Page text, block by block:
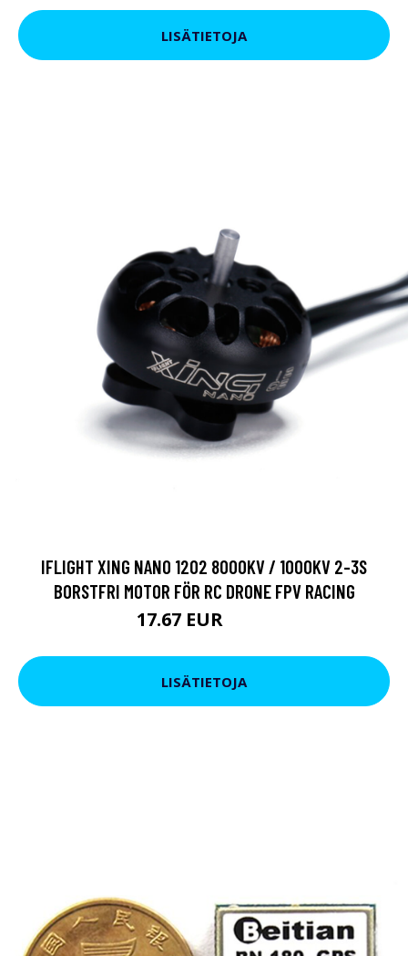
LISÄTIETOJA
IFLIGHT XING NANO 1202 8000KV / 1000KV 2-3S
BORSTFRI MOTOR FÖR RC DRONE FPV RACING
17.67 EUR
LISÄTIETOJA